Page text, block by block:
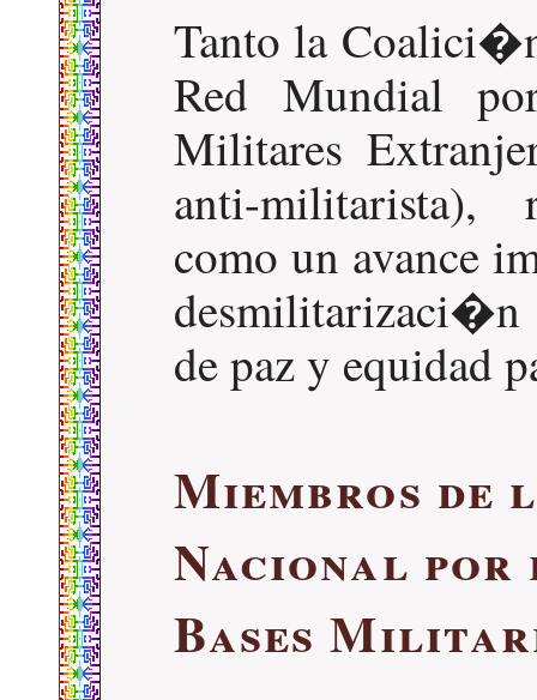
Tanto la
Red Mundial
Militares
anti-militarista),
como un avance
de paz y equidad
Miembros
Nacional
Bases